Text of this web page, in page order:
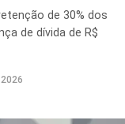
de 30% dos
de dívida de R$